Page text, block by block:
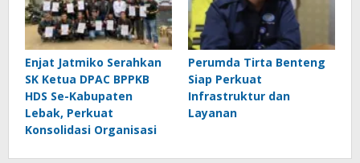
Enjat Jatmiko Serahkan
SK Ketua DPAC BPPKB
HDS Se-Kabupaten
Lebak, Perkuat
Konsolidasi Organisasi
Perumda Tirta Benteng
Siap Perkuat
Infrastruktur dan
Layanan